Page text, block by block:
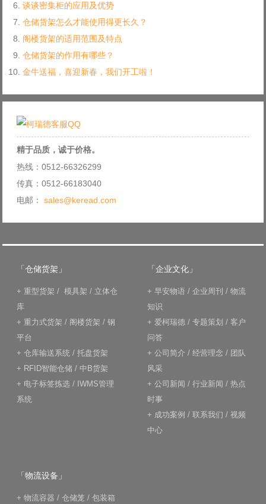
谈谈密集柜的应用及优势
仓储货架怎么才能使用得更长久？
阁楼货架的适用范围及特点
仓储货架的作用有哪些？
金牛送福，喜迎新春，我们开工啦！
精于品质，诚于价格。
热线：0512-66326299
传真：0512-66183040
电邮： sales@keread.com
「仓储货架」
+ 重型货架 / 模具架 / 立体仓
库
+ 重力式货架 / 阁楼货架 / 钢
平台
+ 仓库输送系统 / 托盘货架
+ RFID智能仓储 / 中B货架
+ 电子标签拣选 / IWMS管理
系统
「企业文化」
+ 早安物语 / 企业周刊 / 物流
知识
+ 爱柯瑞德 / 专题策划 / 客户
问答
+ 公司简介 / 经营理念 / 团队
风采
+ 公司新闻 / 行业新闻 / 热点
时事
+ 成功案例 / 联系我们 / 视频
中心
「物流设备」
+ 物流容器 / 仓储笼 / 包装箱